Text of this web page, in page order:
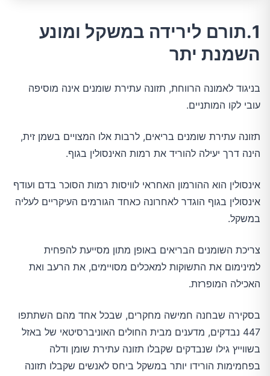
1.תורם לירידה במשקל ומונע
השמנת יתר
בניגוד לאמונה הרווחת, תזונה עתירת שומנים אינה מוסיפה
עובי לקו המותניים.
תזונה עתירת שומנים בריאים, לרבות אלו המצויים בשמן זית,
הינה דרך יעילה להוריד את רמות האינסולין בגוף.
אינסולין הוא ההורמון האחראי לוויסות רמות הסוכר בדם ועודף
אינסולין בגוף הוגדר לאחרונה כאחד הגורמים העיקריים לעליה
במשקל.
צריכת השומנים הבריאים באופן מתון מסייעת להפחית
למינימום את התשוקות למאכלים מסויימים, את הרעב ואת
האכילה המופרזת.
בסקירה שבחנה חמישה מחקרים, שבכל אחד מהם השתתפו
447 נבדקים, מדענים מבית החולים האוניברסיטאי של באזל
בשווייץ גילו שנבדקים שקבלו תזונה עתירת שומן ודלה
בפחמימות הורידו יותר במשקל ביחס לאנשים שקבלו תזונה